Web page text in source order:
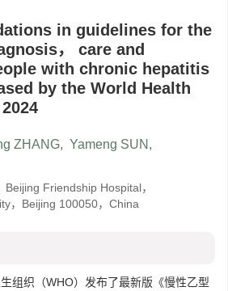
in guidelines for the
， care and
with chronic hepatitis
by the World Health
ZHANG, Yameng SUN ,
Friendship Hospital，
，Beijing 100050，China
组织（WHO）发布了最新版《慢性乙型